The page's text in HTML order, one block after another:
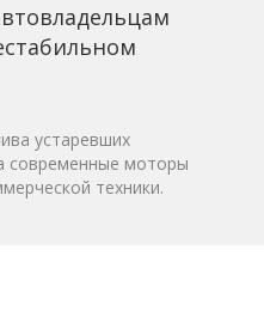
устаревших
современные моторы
техники.